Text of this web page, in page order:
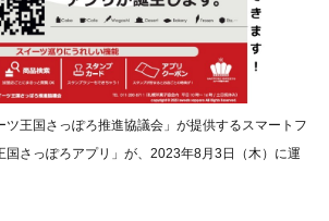
ツ王国さっぽろ推進協議会」が提供するスマートフ
国さっぽろアプリ」が、2023年8月3日（木）に運